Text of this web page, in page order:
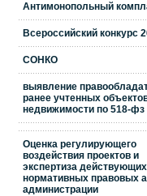
Антимонопольный
Всероссийский конкурс
СОНКО
выявление
ранее учтенных
недвижимости по 518-фз
Оценка регулирующего
воздействия проектов и
экспертиза действующих
нормативных правовых
администрации